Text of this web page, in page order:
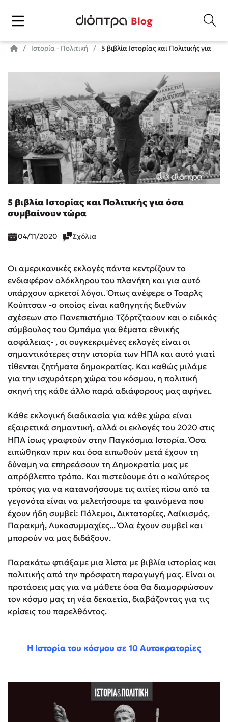
Blog
Ιστορία - Πολιτική 5 βιβλία Ιστορίας και Πολιτικής για
5 βιβλία Ιστορίας και Πολιτικής για όσα
συμβαίνουν τώρα
04/11/2020 Σχόλια
Οι αμερικανικές εκλογές πάντα κεντρίζουν το
ενδιαφέρον ολόκληρου του πλανήτη και για αυτό
υπάρχουν αρκετοί λόγοι. Όπως ανέφερε ο Τσαρλς
Κούπτσαν -ο οποίος είναι καθηγητής διεθνών
σχέσεων στο Πανεπιστήμιο Τζόρτζταουν και ο ειδικός
σύμβουλος του Ομπάμα για θέματα εθνικής
ασφάλειας- , οι συγκεκριμένες εκλογές είναι οι
σημαντικότερες στην ιστορία των ΗΠΑ και αυτό γιατί
τίθενται ζητήματα δημοκρατίας. Και καθώς μιλάμε
για την ισχυρότερη χώρα του κόσμου, η πολιτική
σκηνή της κάθε άλλο παρά αδιάφορους μας αφήνει.
Κάθε εκλογική διαδικασία για κάθε χώρα είναι
εξαιρετικά σημαντική, αλλά οι εκλογές του 2020 στις
ΗΠΑ ίσως γραφτούν στην Παγκόσμια Ιστορία. Όσα
ειπώθηκαν πριν και όσα ειπωθούν μετά έχουν τη
δύναμη να επηρεάσουν τη Δημοκρατία μας με
απρόβλεπτο τρόπο. Και πιστεύουμε ότι ο καλύτερος
τρόπος για να κατανοήσουμε τις αιτίες πίσω από τα
γεγονότα είναι να μελετήσουμε τα φαινόμενα που
έχουν ήδη συμβεί: Πόλεμοι, Δικτατορίες, Λαϊκισμός,
Παρακμή, Λυκοσυμμαχίες... Όλα έχουν συμβεί και
μπορούν να μας διδάξουν.
Παρακάτω φτιάξαμε μια λίστα με βιβλία ιστορίας και
πολιτικής από την πρόσφατη παραγωγή μας. Είναι οι
προτάσεις μας για να μάθετε όσα θα διαμορφώσουν
τον κόσμο μας τη νέα δεκαετία, διαβάζοντας για τις
κρίσεις του παρελθόντος.
Η Ιστορία του κόσμου σε 10 Αυτοκρατορίες